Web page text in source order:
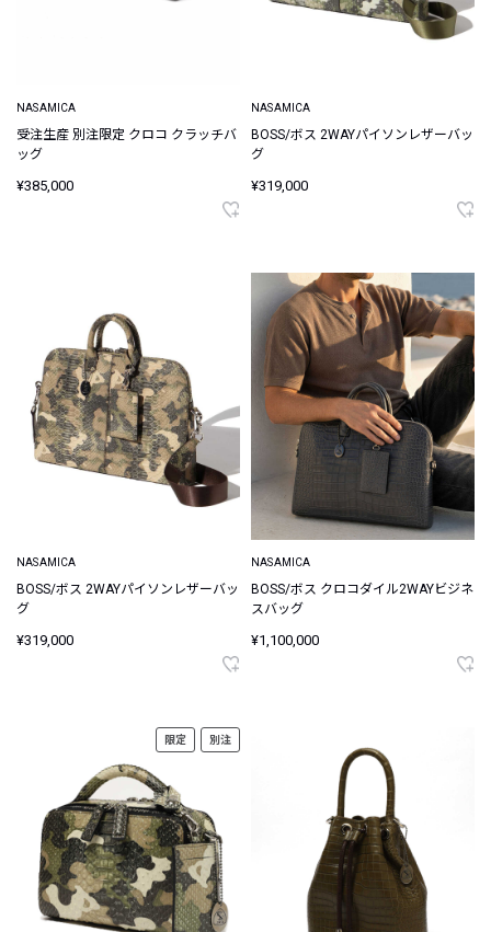
NASAMICA
受注生産 別注限定 クロコ クラッチバ
ッグ
¥385,000
NASAMICA
BOSS/ボス 2WAYパイソンレザーバッ
グ
¥319,000
NASAMICA
BOSS/ボス 2WAYパイソンレザーバッ
グ
¥319,000
NASAMICA
BOSS/ボス クロコダイル2WAYビジネ
スバッグ
¥1,100,000
限定 別注